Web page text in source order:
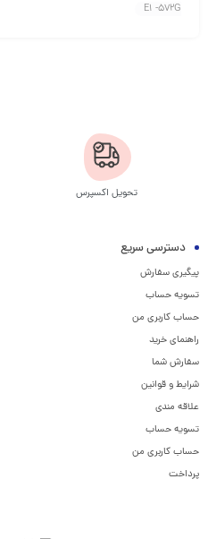
E1 -572G
تحویل اکسپرس
دسترسی سریع
پیگیری سفارش
تسویه حساب
حساب کاربری من
راهنمای خرید
سفارش شما
شرایط و قوانین
علاقه مندی
تسویه حساب
حساب کاربری من
پرداخت